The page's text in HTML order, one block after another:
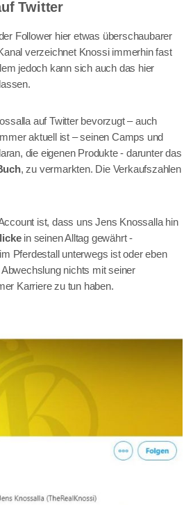
Twitter
Follower hier etwas überschaubarer
verzeichnet Knossi immerhin fast
jedoch kann sich auch das hier
auf Twitter bevorzugt – auch
aktuell ist – seinen Camps und
die eigenen Produkte - darunter das
, zu vermarkten. Die Verkaufszahlen
ist, dass uns Jens Knossalla hin
in seinen Alltag gewährt -
Pferdestall unterwegs ist oder eben
nichts mit seiner
Karriere zu tun haben.